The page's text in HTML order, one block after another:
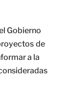
Gobierno
de
a la